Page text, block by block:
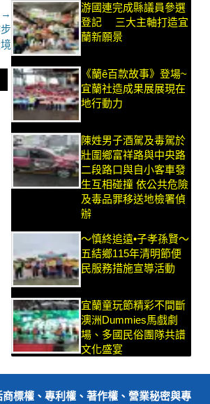
→
游國連完成縣議員參選
登記 三大主軸打造宜
蘭新願景
《蘭ê百款故事》登場~
宜蘭社造成果展展現在
地行動力
陳姓男子酒駕及毒駕於
壯圍鄉富祥路與中央路
二段路口與自小客車發
生互相碰撞 依公共危險
及毒品罪移送地檢署偵
辦
～慎終追遠•子孝孫賢～
五結鄉115年清明節便
民服務措施宣導活動
宜蘭童玩節精彩不間斷
澳洲Dummies馬戲劇
場、多國民俗團隊共譜
文化盛宴
標權、專利權、著作權、營業秘密與專